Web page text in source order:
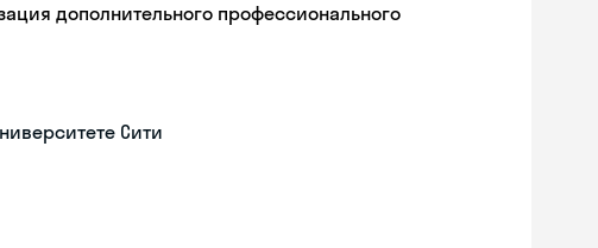
дополнительного профессионального
Сити